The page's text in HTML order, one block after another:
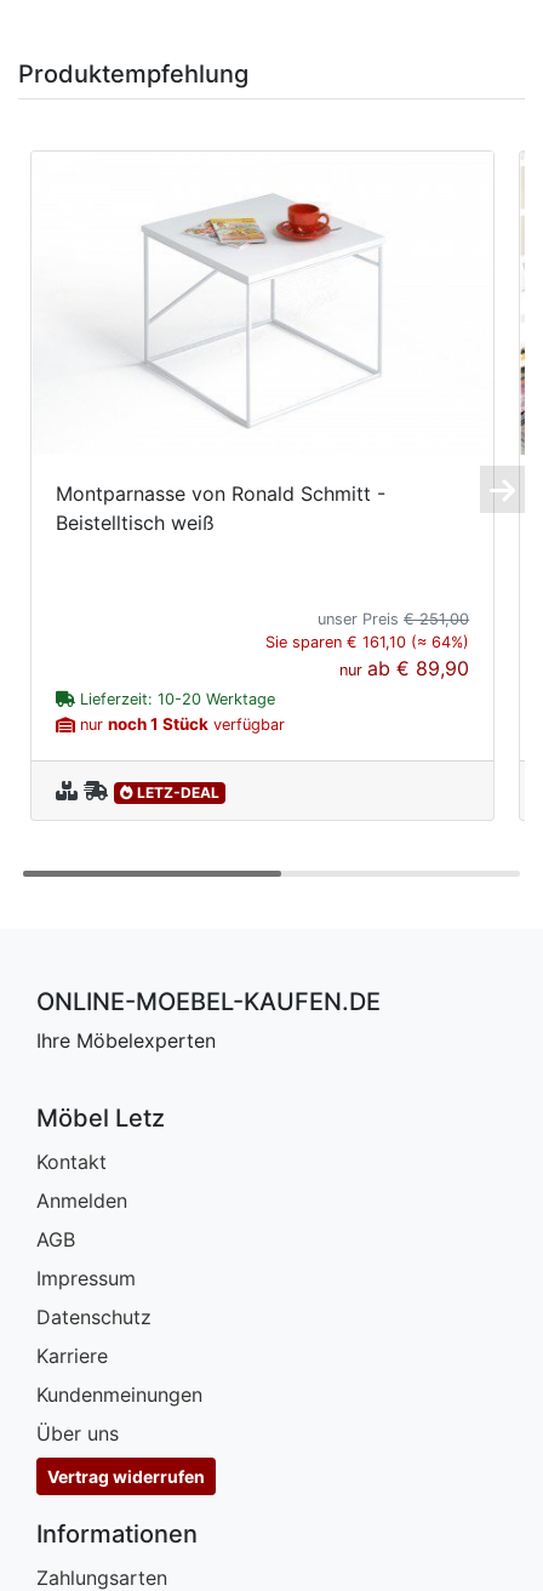
Produktempfehlung
Montparnasse von Ronald Schmitt -
Beistelltisch weiß
unser Preis€ 251,00
Sie sparen € 161,10 (≈ 64%)
nurab€ 89,90
Lieferzeit: 10-20 Werktage
nur noch 1 Stück verfügbar
LETZ-DEAL
ONLINE-MOEBEL-KAUFEN.DE
Ihre Möbelexperten
Möbel Letz
Kontakt
Anmelden
AGB
Impressum
Datenschutz
Karriere
Kundenmeinungen
Über uns
Vertrag widerrufen
Informationen
Zahlungsarten